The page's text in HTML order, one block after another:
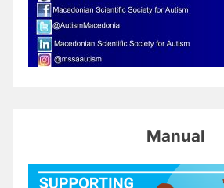
Manual